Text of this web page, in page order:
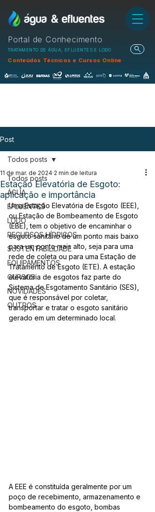
Portal de Conhecimento
TRATAMENTO DE ÁGUA, EFLUENTES E LODO
Conteúdos Técnicos e Cursos Online
Post
Todos posts
ÁGUA
EFLUENTES
LODO
RECURSOS HÍDRICOS
SUSTENTABILIDADE
EQUIPAMENTOS
CURSOS
NOVIDADES
OUTROS
Todos posts
Estação Elevatória de Esgoto:
aplicação e importância
11 de mar. de 2024 2 min de leitura
Uma Estação Elevatória de Esgoto (EEE),
ou Estação de Bombeamento de Esgoto
(EBE), tem o objetivo de encaminhar o
esgoto sanitário de um ponto mais baixo
para um ponto mais alto, seja para uma
rede de coleta ou para uma Estação de
Tratamento de Esgoto (ETE). A estação
elevatória de esgotos faz parte do
Sistema de Esgotamento Sanitário (SES),
que é responsável por coletar,
transportar e tratar o esgoto sanitário
gerado em um determinado local.
A EEE é constituída geralmente por um
poço de recebimento, armazenamento e
bombeamento do esgoto, bombas